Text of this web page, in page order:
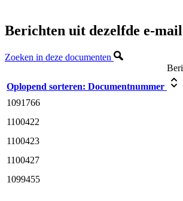
Berichten uit dezelfde e-
Zoeken in deze documenten
Oplopend sorteren: Documentnummer
1091766
1100422
1100423
1100427
1099455